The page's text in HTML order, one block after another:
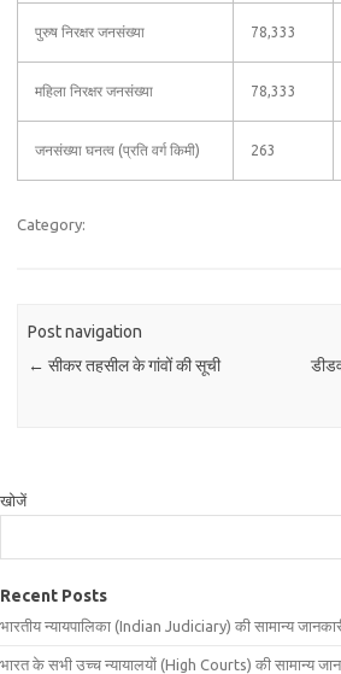
पुरुष निरक्षर जनसंख्या 78,333
महिला निरक्षर जनसंख्या 78,333
जनसंख्या घनत्व (प्रति वर्ग किमी) 263
Category:
Post navigation
← सीकर तहसील के गांवों की सूची
खोजें
Recent Posts
भारतीय न्यायपालिका (Indian Judiciary) की सामान्य
भारत के सभी उच्च न्यायालयों (High Courts) की सामान्य